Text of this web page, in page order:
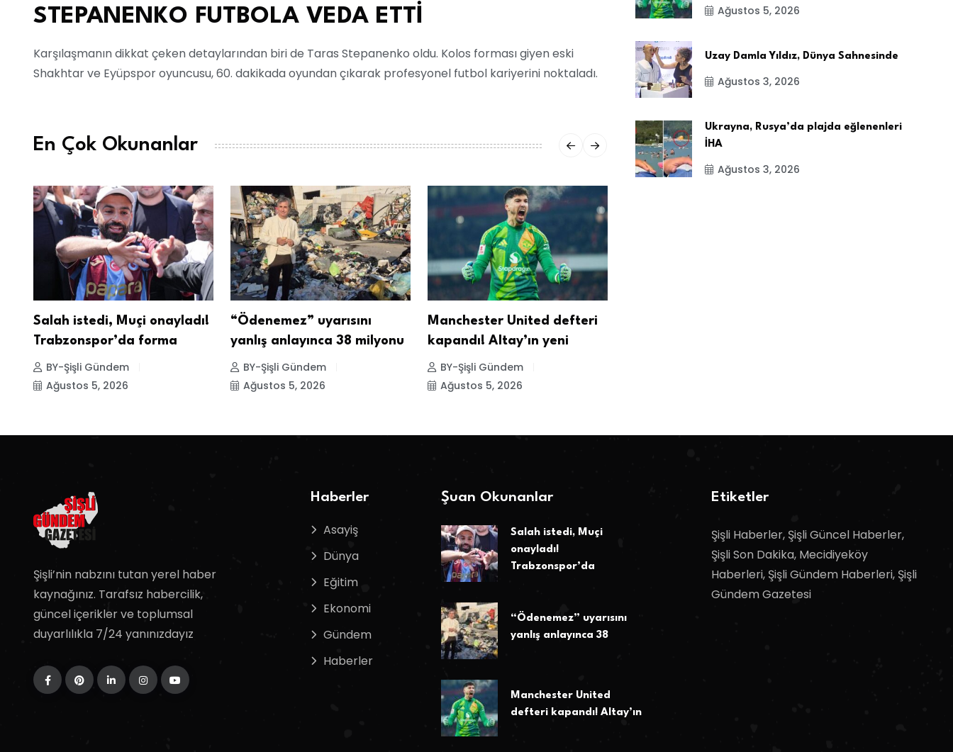
STEPANENKO FUTBOLA VEDA ETTİ
Karşılaşmanın dikkat çeken detaylarından biri de Taras Stepanenko oldu. Kolos forması giyen eski
Shakhtar ve Eyüpspor oyuncusu, 60. dakikada oyundan çıkarak profesyonel futbol kariyerini noktaladı.
En Çok Okunanlar
Salah istedi, Muçi onayladı!
Trabzonspor’da forma
BY-Şişli Gündem
Ağustos 5, 2026
“Ödenemez” uyarısını
yanlış anlayınca 38 milyonu
BY-Şişli Gündem
Ağustos 5, 2026
Manchester United defteri
kapandı! Altay’ın yeni
BY-Şişli Gündem
Ağustos 5, 2026
Ağustos 5, 2026
Uzay Damla Yıldız, Dünya Sahnesinde
Ağustos 3, 2026
Ukrayna, Rusya’da plajda eğlenenleri
İHA
Ağustos 3, 2026
Şişli’nin nabzını tutan yerel haber
kaynağınız. Tarafsız habercilik,
güncel içerikler ve toplumsal
duyarlılıkla 7/24 yanınızdayız
Haberler
Asayiş
Dünya
Eğitim
Ekonomi
Gündem
Haberler
Şuan Okunanlar
Salah istedi, Muçi
onayladı!
Trabzonspor’da
“Ödenemez” uyarısını
yanlış anlayınca 38
Manchester United
defteri kapandı! Altay’ın
Etiketler
Şişli Haberler, Şişli Güncel Haberler,
Şişli Son Dakika, Mecidiyeköy
Haberleri, Şişli Gündem Haberleri, Şişli
Gündem Gazetesi